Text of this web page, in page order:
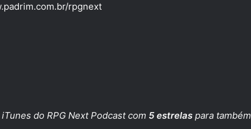
rpgnext
iTunes do RPG Next Podcastcom 5 estrelas para também